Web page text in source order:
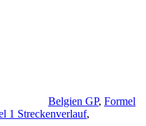
Belgien GP, Formel
1 Streckenverlauf,